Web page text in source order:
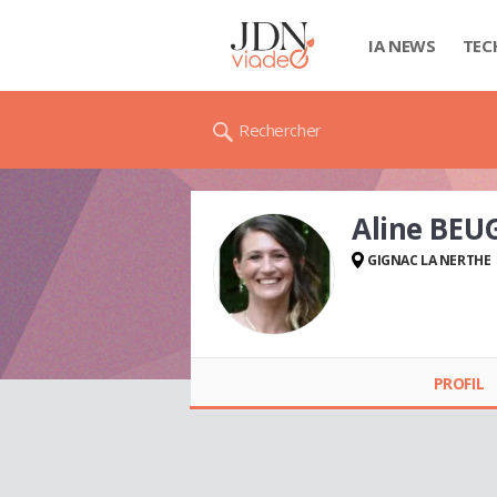
IA NEWS
Rechercher
Aline
GIGNAC LA NERTHE
PROFIL